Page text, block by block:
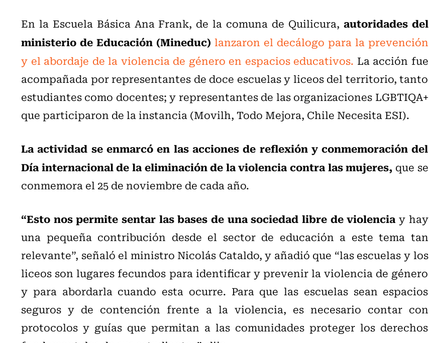
En la Escuela Básica Ana Frank, de la comuna de Quilicura, autoridades del
ministerio de Educación (Mineduc) lanzaron el decálogo para la prevención
y el abordaje de la violencia de género en espacios educativos. La acción fue
acompañada por representantes de doce escuelas y liceos del territorio, tanto
estudiantes como docentes; y representantes de las organizaciones LGBTIQA+
que participaron de la instancia (Movilh, Todo Mejora, Chile Necesita ESI).
La actividad se enmarcó en las acciones de reflexión y conmemoración del
Día internacional de la eliminación de la violencia contra las mujeres, que se
conmemora el 25 de noviembre de cada año.
“Esto nos permite sentar las bases de una sociedad libre de violencia y hay
una pequeña contribución desde el sector de educación a este tema tan
relevante”, señaló el ministro Nicolás Cataldo, y añadió que “las escuelas y los
liceos son lugares fecundos para identificar y prevenir la violencia de género
y para abordarla cuando esta ocurre. Para que las escuelas sean espacios
seguros y de contención frente a la violencia, es necesario contar con
protocolos y guías que permitan a las comunidades proteger los derechos